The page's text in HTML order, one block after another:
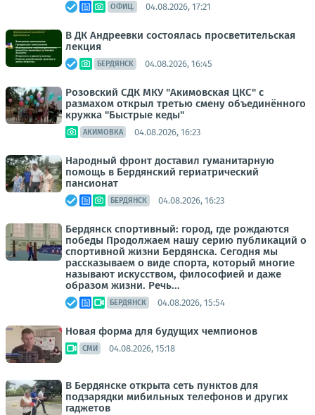
ОФИЦ. 04.08.2026, 17:21
В ДК Андреевки состоялась просветительская
лекция
БЕРДЯНСК 04.08.2026, 16:45
Розовский СДК МКУ "Акимовская ЦКС" с
размахом открыл третью смену объединённого
кружка "Быстрые кеды"
АКИМОВКА 04.08.2026, 16:23
Народный фронт доставил гуманитарную
помощь в Бердянский гериатрический
пансионат
БЕРДЯНСК 04.08.2026, 16:23
Бердянск спортивный: город, где рождаются
победы Продолжаем нашу серию публикаций о
спортивной жизни Бердянска. Сегодня мы
рассказываем о виде спорта, который многие
называют искусством, философией и даже
образом жизни. Речь...
БЕРДЯНСК 04.08.2026, 15:54
Новая форма для будущих чемпионов
СМИ 04.08.2026, 15:18
В Бердянске открыта сеть пунктов для
подзарядки мибильных телефонов и других
гаджетов